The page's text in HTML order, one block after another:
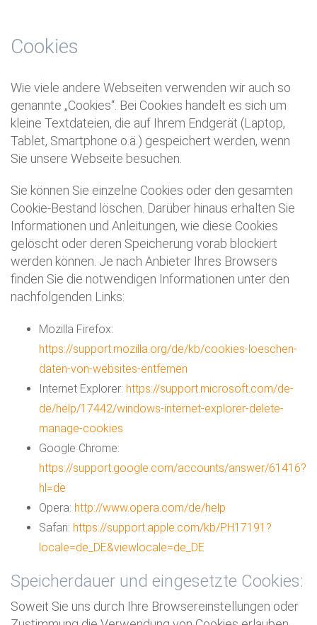
Cookies
Wie viele andere Webseiten verwenden wir auch so
genannte „Cookies“. Bei Cookies handelt es sich um
kleine Textdateien, die auf Ihrem Endgerät (Laptop,
Tablet, Smartphone o.ä.) gespeichert werden, wenn
Sie unsere Webseite besuchen.
Sie können Sie einzelne Cookies oder den gesamten
Cookie-Bestand löschen. Darüber hinaus erhalten Sie
Informationen und Anleitungen, wie diese Cookies
gelöscht oder deren Speicherung vorab blockiert
werden können. Je nach Anbieter Ihres Browsers
finden Sie die notwendigen Informationen unter den
nachfolgenden Links:
Mozilla Firefox:
https://support.mozilla.org/de/kb/cookies-loeschen-
daten-von-websites-entfernen
Internet Explorer: https://support.microsoft.com/de-
de/help/17442/windows-internet-explorer-delete-
manage-cookies
Google Chrome:
https://support.google.com/accounts/answer/61416?
hl=de
Opera: http://www.opera.com/de/help
Safari: https://support.apple.com/kb/PH17191?
locale=de_DE&viewlocale=de_DE
Speicherdauer und eingesetzte Cookies:
Soweit Sie uns durch Ihre Browsereinstellungen oder